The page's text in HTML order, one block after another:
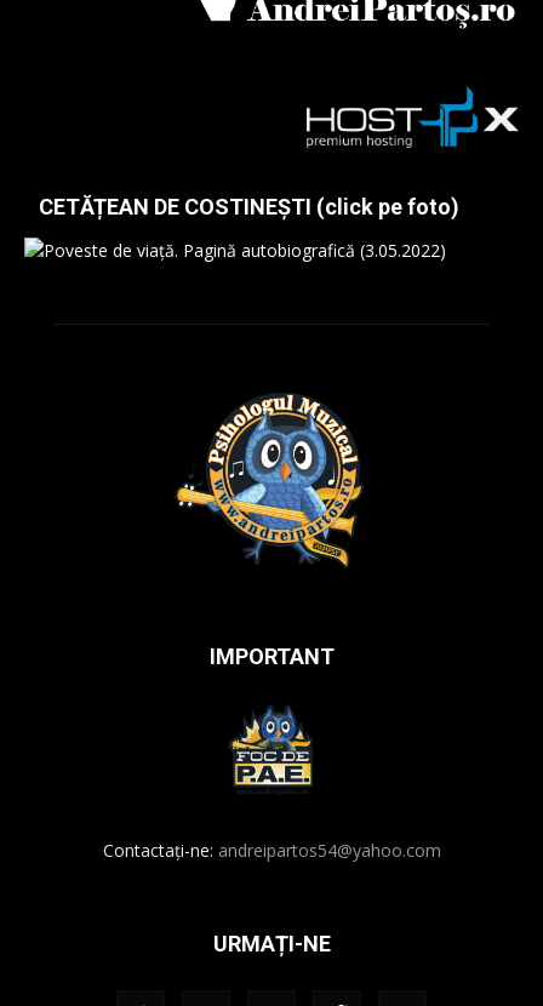
CETĂȚEAN DE COSTINEȘTI (click pe foto)
IMPORTANT
Contactați-ne: andreipartos54@yahoo.com
URMAȚI-NE